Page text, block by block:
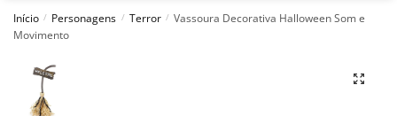
Início / Personagens / Terror / Vassoura Decorativa Halloween Som e
Movimento